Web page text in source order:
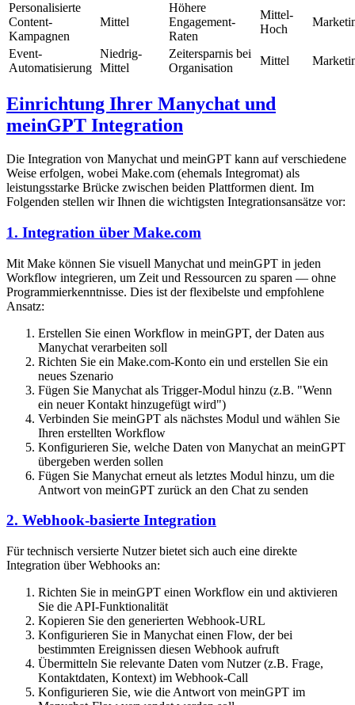
Personalisierte
Content-
Kampagnen
Mittel
Höhere
Engagement-
Raten
Mittel-
Hoch
Event-
Automatisierung
Niedrig-
Mittel
Zeitersparnis bei
Organisation
Mittel
Einrichtung Ihrer Manychat und
meinGPT Integration
Die Integration von Manychat und meinGPT kann auf verschiedene
Weise erfolgen, wobei Make.com (ehemals Integromat) als
leistungsstarke Brücke zwischen beiden Plattformen dient. Im
Folgenden stellen wir Ihnen die wichtigsten Integrationsansätze vor:
1. Integration über Make.com
Mit Make können Sie visuell Manychat und meinGPT in jeden
Workflow integrieren, um Zeit und Ressourcen zu sparen — ohne
Programmierkenntnisse. Dies ist der flexibelste und empfohlene
Ansatz:
Erstellen Sie einen Workflow in meinGPT, der Daten aus
Manychat verarbeiten soll
Richten Sie ein Make.com-Konto ein und erstellen Sie ein
neues Szenario
Fügen Sie Manychat als Trigger-Modul hinzu (z.B. "Wenn
ein neuer Kontakt hinzugefügt wird")
Verbinden Sie meinGPT als nächstes Modul und wählen Sie
Ihren erstellten Workflow
Konfigurieren Sie, welche Daten von Manychat an meinGPT
übergeben werden sollen
Fügen Sie Manychat erneut als letztes Modul hinzu, um die
Antwort von meinGPT zurück an den Chat zu senden
2. Webhook-basierte Integration
Für technisch versierte Nutzer bietet sich auch eine direkte
Integration über Webhooks an:
Richten Sie in meinGPT einen Workflow ein und aktivieren
Sie die API-Funktionalität
Kopieren Sie den generierten Webhook-URL
Konfigurieren Sie in Manychat einen Flow, der bei
bestimmten Ereignissen diesen Webhook aufruft
Übermitteln Sie relevante Daten vom Nutzer (z.B. Frage,
Kontaktdaten, Kontext) im Webhook-Call
Konfigurieren Sie, wie die Antwort von meinGPT im